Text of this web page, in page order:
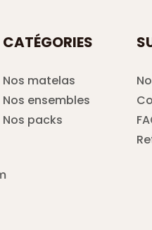
CATÉGORIES
Nos matelas
Nos ensembles
Nos packs